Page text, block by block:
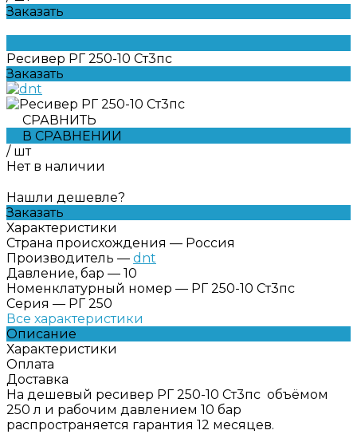
Заказать
Ресивер РГ 250-10 Ст3пс
Заказать
СРАВНИТЬ
В СРАВНЕНИИ
/ шт
Нет в наличии
Нашли дешевле?
Заказать
Характеристики
Страна происхождения — Россия
Производитель — dnt
Давление, бар — 10
Номенклатурный номер — РГ 250-10 Ст3пс
Серия — РГ 250
Все характеристики
Описание
Характеристики
Оплата
Доставка
На дешевый ресивер РГ 250-10 Ст3пс объёмом
250 л и рабочим давлением 10 бар
распространяется гарантия 12 месяцев.